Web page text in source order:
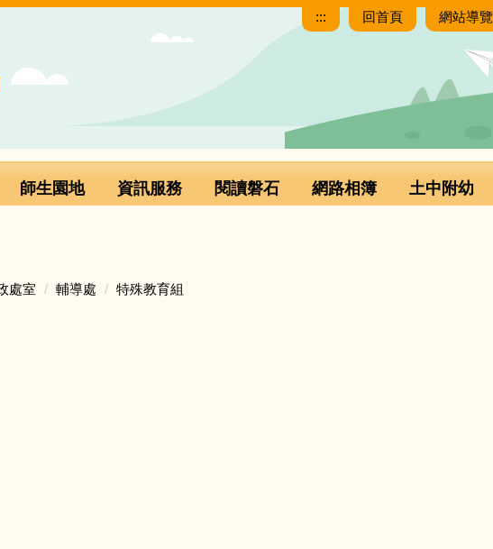
::: 回首頁 網站導覽
師生園地 資訊服務 閱讀磐石 網路相簿 土中附幼
處室 輔導處 特殊教育組